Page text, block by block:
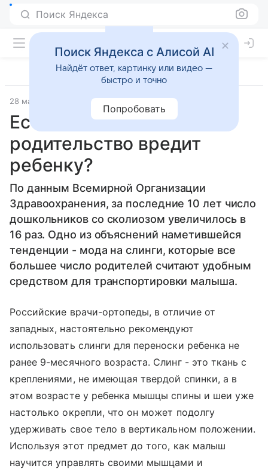
Поиск Яндекса
28 марта 2012 Материал подготовила Дарья Черкасова
Естественное
родительство вредит
ребенку?
По данным Всемирной Организации
Здравоохранения, за последние 10 лет число
дошкольников со сколиозом увеличилось в
16 раз. Одно из объяснений наметившейся
тенденции - мода на слинги, которые все
большее число родителей считают удобным
средством для транспортировки малыша.
Российские врачи-ортопеды, в отличие от
западных, настоятельно рекомендуют
использовать слинги для переноски ребенка не
ранее 9-месячного возраста. Слинг - это ткань с
креплениями, не имеющая твердой спинки, а в
этом возрасте у ребенка мышцы спины и шеи уже
настолько окрепли, что он может подолгу
удерживать свое тело в вертикальном положении.
Используя этот предмет до того, как малыш
научится управлять своими мышцами и
Поиск Яндекса с Алисой AI
Найдёт ответ, картинку или видео —
быстро и точно
Попробовать